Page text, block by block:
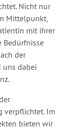
Nicht nur
Mittelpunkt,
mit ihrer
Bedürfnisse
der
uns dabei
verpflichtet. Im
bieten wir